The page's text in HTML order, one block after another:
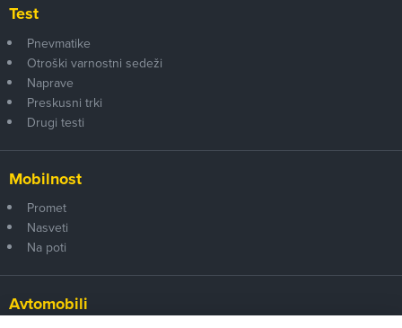
Test
Pnevmatike
Otroški varnostni sedeži
Naprave
Preskusni trki
Drugi testi
Mobilnost
Promet
Nasveti
Na poti
Avtomobili